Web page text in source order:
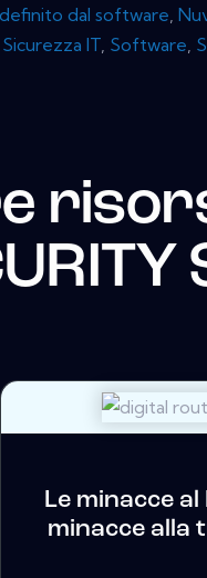
dal software,
Sicurezza IT, Software,
Le minacce al
minacce alla